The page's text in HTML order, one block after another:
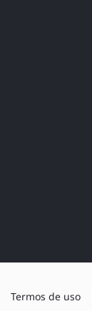
Termos de uso